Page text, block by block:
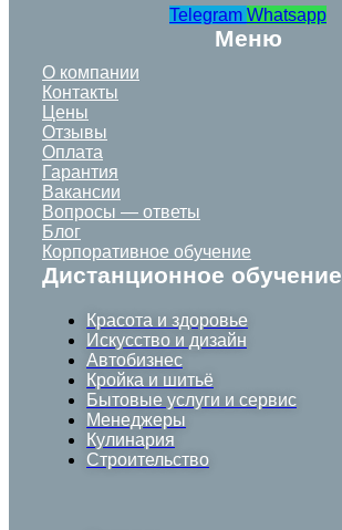
Telegram Whatsapp
Меню
О компании
Контакты
Цены
Отзывы
Оплата
Гарантия
Вакансии
Вопросы — ответы
Блог
Корпоративное обучение
Дистанционное обучение
Красота и здоровье
Искусство и дизайн
Автобизнес
Кройка и шитьё
Бытовые услуги и сервис
Менеджеры
Кулинария
Строительство